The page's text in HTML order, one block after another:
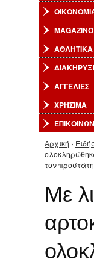
MAGAZINO
ΑΘΛΗΤΙΚΑ
ΑΓΓΕΛΙΕΣ
ΧΡΗΣΙΜΑ
Είστε
Αρχική ›
τον
Mε